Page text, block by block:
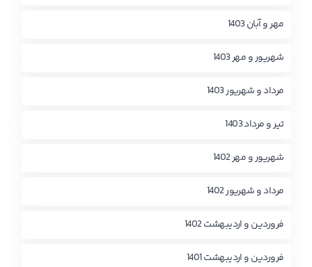
مهر و آبان 1403
شهریور و مهر 1403
مرداد و شهریور 1403
تیر و مرداد 1403
شهریور و مهر 1402
مرداد و شهریور 1402
فروردین و اردیبهشت 1402
فروردین و اردیبهشت 1401